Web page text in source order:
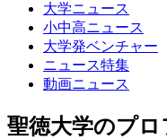
大学ニュース
小中高ニュース
大学発ベンチャー
ニュース特集
動画ニュース
聖徳大学のプロ